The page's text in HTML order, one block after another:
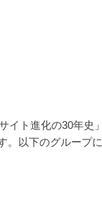
ト進化の30年史」
。以下のグループに